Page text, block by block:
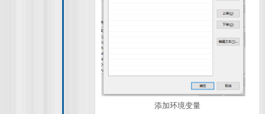
添加环境变量